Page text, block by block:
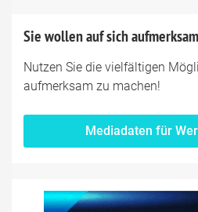
Sie wollen auf sich
Nutzen Sie die vielfältigen
aufmerksam zu machen!
Mediadaten für